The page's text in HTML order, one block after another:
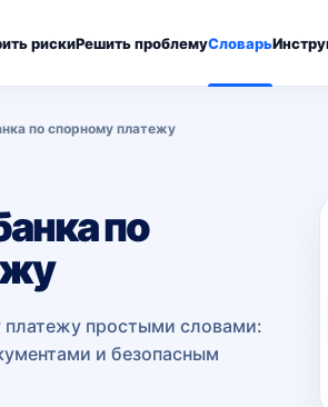
рискиРешить проблемуСловарь
по спорному платежу
по
платежу простыми словами:
и безопасным